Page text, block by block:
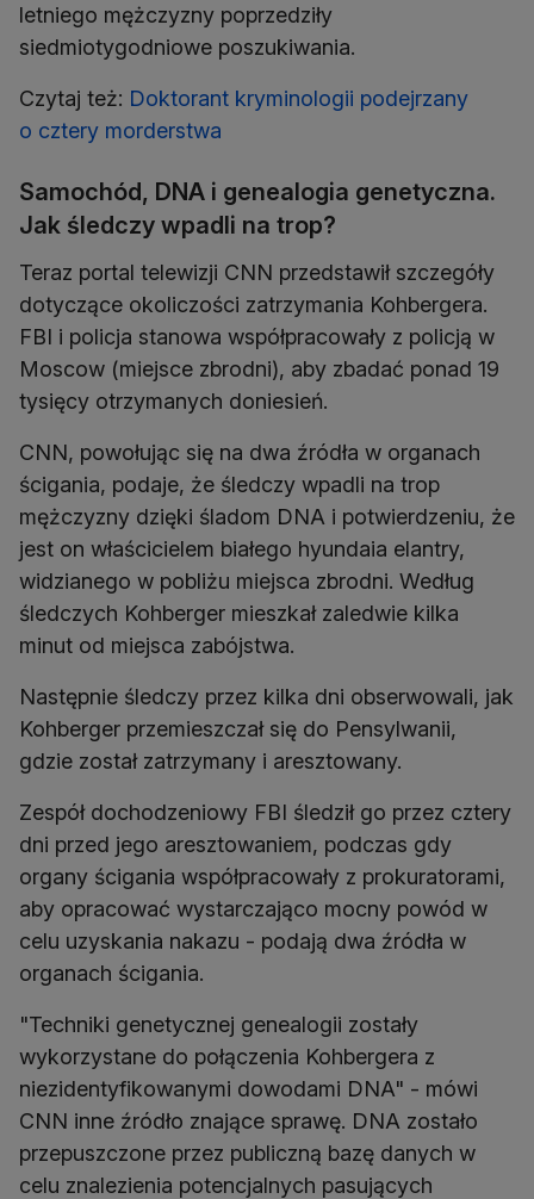
letniego mężczyzny poprzedziły
siedmiotygodniowe poszukiwania.
Czytaj też: Doktorant kryminologii podejrzany
o cztery morderstwa
Samochód, DNA i genealogia genetyczna.
Jak śledczy wpadli na trop?
Teraz portal telewizji CNN przedstawił szczegóły
dotyczące okoliczości zatrzymania Kohbergera.
FBI i policja stanowa współpracowały z policją w
Moscow (miejsce zbrodni), aby zbadać ponad 19
tysięcy otrzymanych doniesień.
CNN, powołując się na dwa źródła w organach
ścigania, podaje, że śledczy wpadli na trop
mężczyzny dzięki śladom DNA i potwierdzeniu, że
jest on właścicielem białego hyundaia elantry,
widzianego w pobliżu miejsca zbrodni. Według
śledczych Kohberger mieszkał zaledwie kilka
minut od miejsca zabójstwa.
Następnie śledczy przez kilka dni obserwowali, jak
Kohberger przemieszczał się do Pensylwanii,
gdzie został zatrzymany i aresztowany.
Zespół dochodzeniowy FBI śledził go przez cztery
dni przed jego aresztowaniem, podczas gdy
organy ścigania współpracowały z prokuratorami,
aby opracować wystarczająco mocny powód w
celu uzyskania nakazu - podają dwa źródła w
organach ścigania.
"Techniki genetycznej genealogii zostały
wykorzystane do połączenia Kohbergera z
niezidentyfikowanymi dowodami DNA" - mówi
CNN inne źródło znające sprawę. DNA zostało
przepuszczone przez publiczną bazę danych w
celu znalezienia potencjalnych pasujących